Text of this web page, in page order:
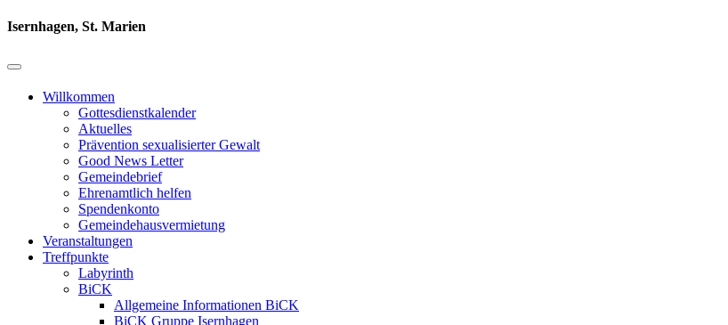
Isernhagen, St. Marien
Willkommen
Gottesdienstkalender
Aktuelles
Prävention sexualisierter Gewalt
Good News Letter
Gemeindebrief
Ehrenamtlich helfen
Spendenkonto
Gemeindehausvermietung
Veranstaltungen
Treffpunkte
Labyrinth
BiCK
Allgemeine Informationen BiCK
BiCK Gruppe Isernhagen